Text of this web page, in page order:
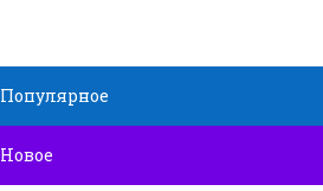
Популярное
Новое